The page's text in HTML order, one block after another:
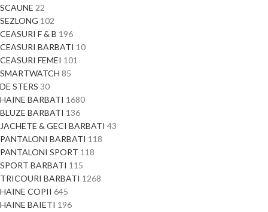
SCAUNE 22
SEZLONG 102
CEASURI F & B 196
CEASURI BARBATI 10
CEASURI FEMEI 101
SMARTWATCH 85
DE STERS 30
HAINE BARBATI 1680
BLUZE BARBATI 136
JACHETE & GECI BARBATI 43
PANTALONI BARBATI 118
PANTALONI SPORT 118
SPORT BARBATI 115
TRICOURI BARBATI 1268
HAINE COPII 645
HAINE BAIETI 196